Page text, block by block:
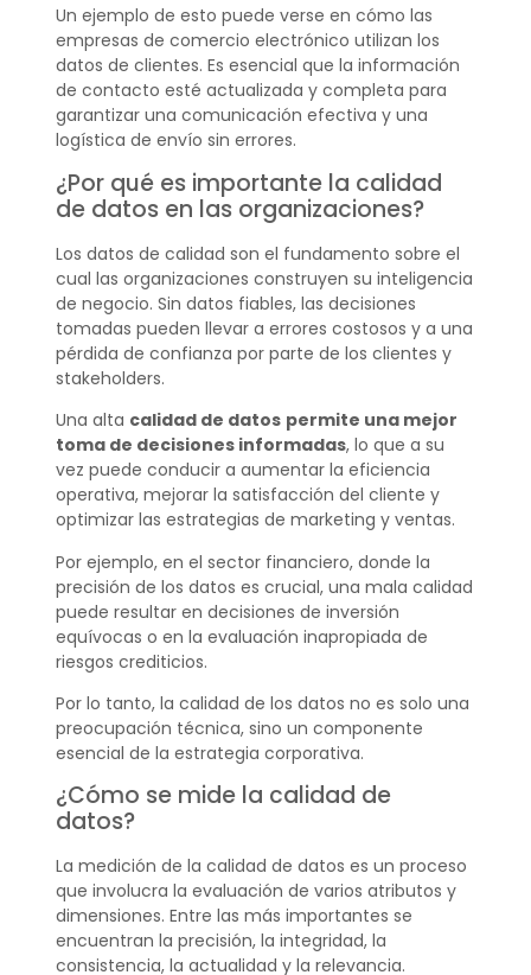
Un ejemplo de esto puede verse en cómo las
empresas de comercio electrónico utilizan los
datos de clientes. Es esencial que la información
de contacto esté actualizada y completa para
garantizar una comunicación efectiva y una
logística de envío sin errores.
¿Por qué es importante la calidad
de datos en las organizaciones?
Los datos de calidad son el fundamento sobre el
cual las organizaciones construyen su inteligencia
de negocio. Sin datos fiables, las decisiones
tomadas pueden llevar a errores costosos y a una
pérdida de confianza por parte de los clientes y
stakeholders.
Una alta calidad de datos permite una mejor
toma de decisiones informadas, lo que a su
vez puede conducir a aumentar la eficiencia
operativa, mejorar la satisfacción del cliente y
optimizar las estrategias de marketing y ventas.
Por ejemplo, en el sector financiero, donde la
precisión de los datos es crucial, una mala calidad
puede resultar en decisiones de inversión
equívocas o en la evaluación inapropiada de
riesgos crediticios.
Por lo tanto, la calidad de los datos no es solo una
preocupación técnica, sino un componente
esencial de la estrategia corporativa.
¿Cómo se mide la calidad de
datos?
La medición de la calidad de datos es un proceso
que involucra la evaluación de varios atributos y
dimensiones. Entre las más importantes se
encuentran la precisión, la integridad, la
consistencia, la actualidad y la relevancia.